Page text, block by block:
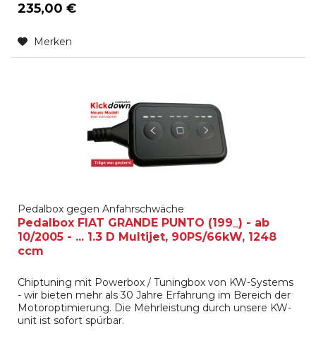
235,00 €
Merken
Pedalbox gegen Anfahrschwäche
Pedalbox FIAT GRANDE PUNTO (199_) - ab
10/2005 - ... 1.3 D Multijet, 90PS/66kW, 1248
ccm
Chiptuning mit Powerbox / Tuningbox von KW-Systems
- wir bieten mehr als 30 Jahre Erfahrung im Bereich der
Motoroptimierung. Die Mehrleistung durch unsere KW-
unit ist sofort spürbar.